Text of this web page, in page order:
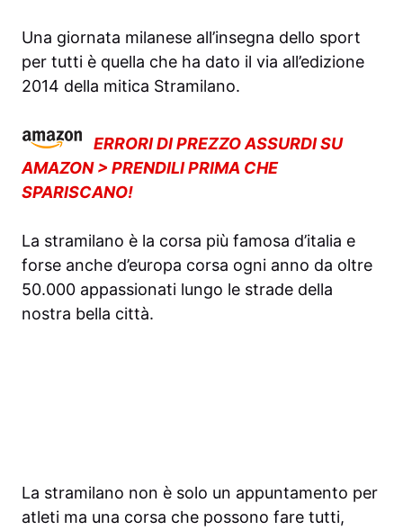
Una giornata milanese all’insegna dello sport
per tutti è quella che ha dato il via all’edizione
2014 della mitica Stramilano.
ERRORI DI PREZZO ASSURDI SU
AMAZON > PRENDILI PRIMA CHE
SPARISCANO!
La stramilano è la corsa più famosa d’italia e
forse anche d’europa corsa ogni anno da oltre
50.000 appassionati lungo le strade della
nostra bella città.
La stramilano non è solo un appuntamento per
atleti ma una corsa che possono fare tutti,